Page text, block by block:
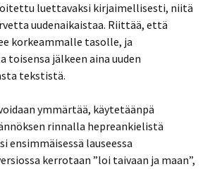
luettavaksi kirjaimellisesti, niitä
uudenaikaistaa. Riittää, että
korkeammalle tasolle, ja
toisensa jälkeen aina uuden
tekstistä.
ymmärtää, käytetäänpä
rinnalla hepreankielistä
ensimmäisessä lauseessa
kerrotaan ”loi taivaan ja maan”,